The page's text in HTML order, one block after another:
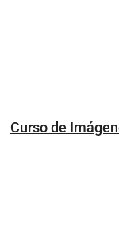
Curso de